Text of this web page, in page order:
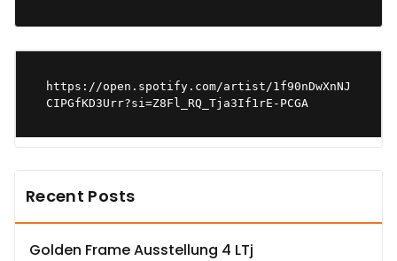
https://open.spotify.com/artist/1f90nDwXnNJ
CIPGfKD3Urr?si=Z8Fl_RQ_Tja3If1rE-PCGA
Recent Posts
Golden Frame Ausstellung 4 LTj